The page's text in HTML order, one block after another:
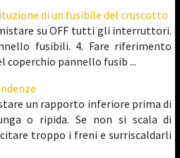
di un fusibile del cruscotto
su OFF tutti gli interruttori.
fusibili. 4. Fare riferimento
pannello fusib ...
un rapporto inferiore prima di
o ripida. Se non si scala di
troppo i freni e surriscaldarli